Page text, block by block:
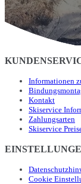
Informationen
Kontakt
Skiservice
Zahlungsarten
Skiservice
Cookie